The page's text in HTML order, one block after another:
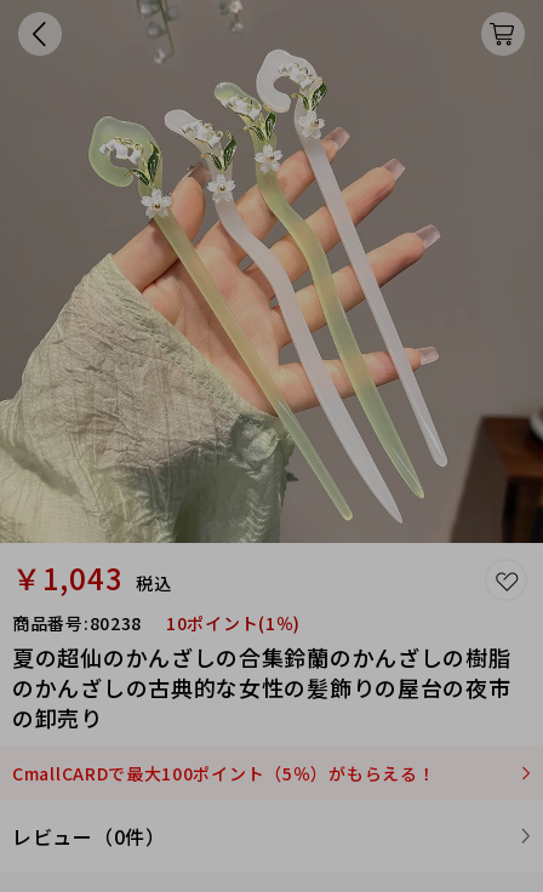
￥1,043
税込
商品番号:80238 10ポイント(1％)
夏の超仙のかんざしの合集鈴蘭のかんざしの樹脂
のかんざしの古典的な女性の髪飾りの屋台の夜市
の卸売り
CmallCARDで最大100ポイント（5％）がもらえる！
レビュー（0件）